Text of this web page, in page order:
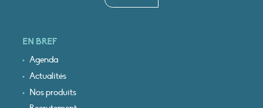
EN BREF
Agenda
Actualités
Nos produits